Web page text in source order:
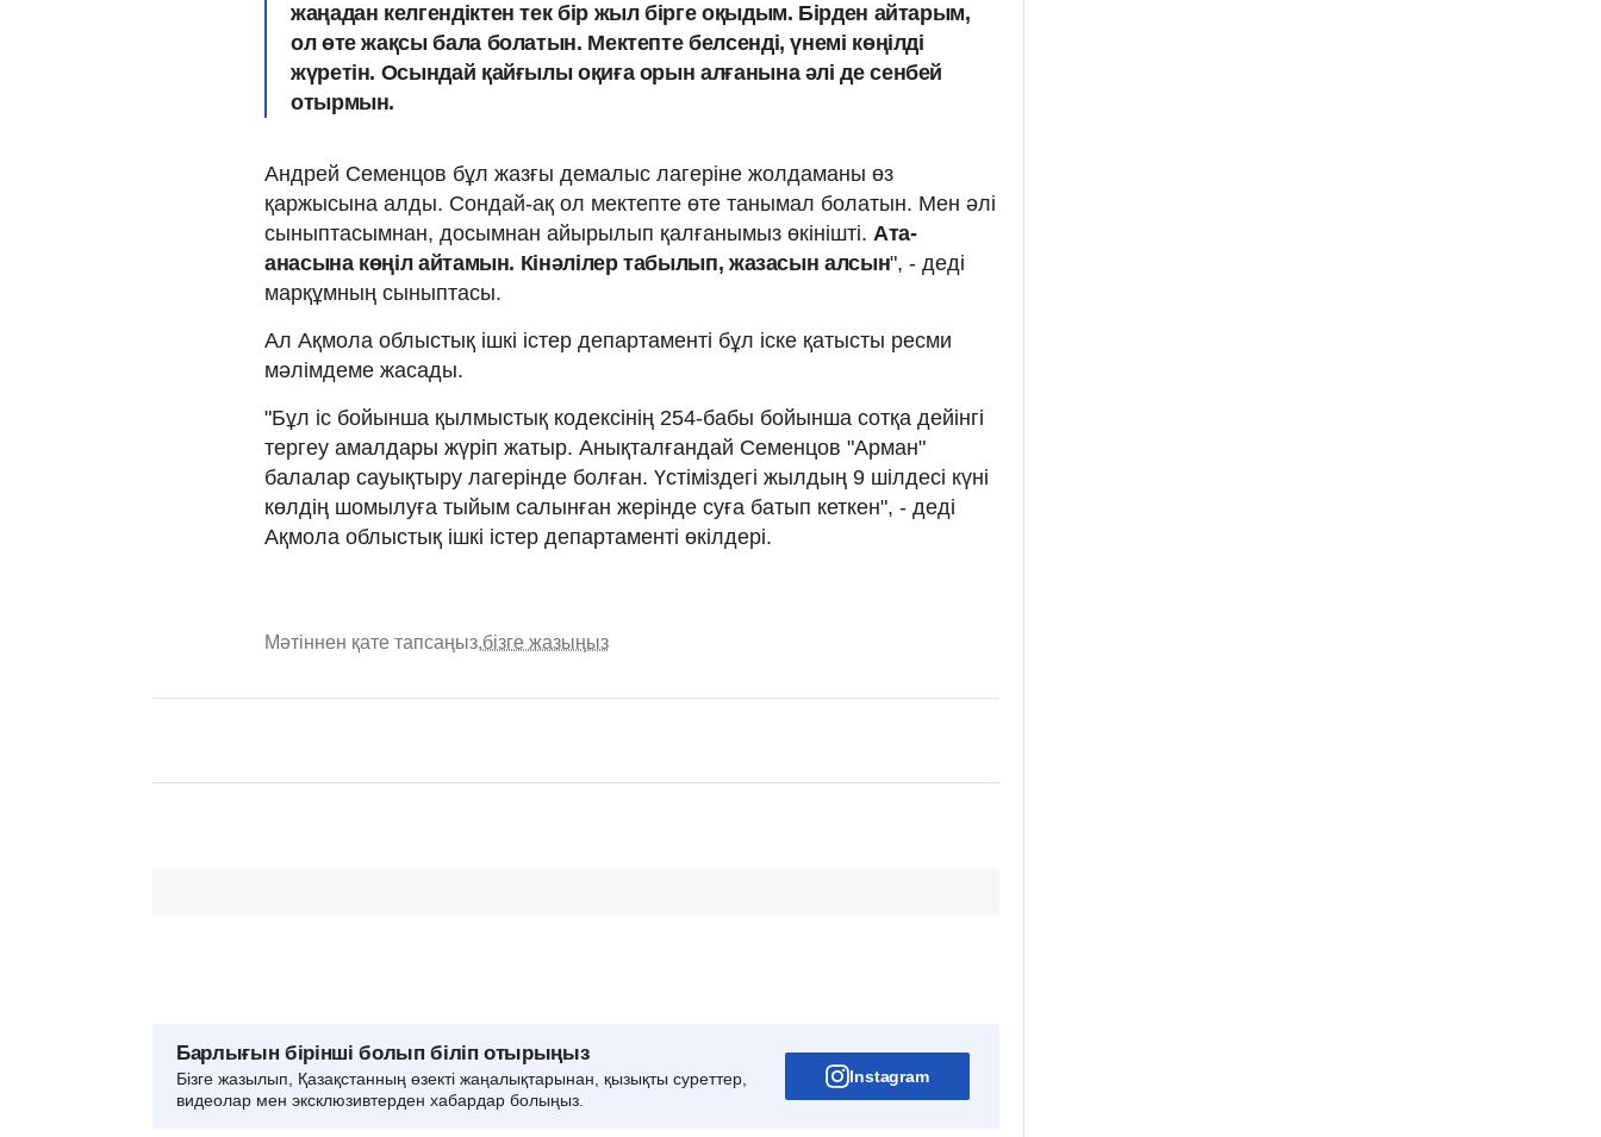
жаңадан келгендіктен тек бір жыл бірге оқыдым. Бірден айтарым,
ол өте жақсы бала болатын. Мектепте белсенді, үнемі көңілді
жүретін. Осындай қайғылы оқиға орын алғанына әлі де сенбей
отырмын.
Андрей Семенцов бұл жазғы демалыс лагеріне жолдаманы өз
қаржысына алды. Сондай-ақ ол мектепте өте танымал болатын. Мен әлі
сыныптасымнан, досымнан айырылып қалғанымыз өкінішті. Ата-
анасына көңіл айтамын. Кінәлілер табылып, жазасын алсын", - деді
марқұмның сыныптасы.
Ал Ақмола облыстық ішкі істер департаменті бұл іске қатысты ресми
мәлімдеме жасады.
"Бұл іс бойынша қылмыстық кодексінің 254-бабы бойынша сотқа дейінгі
тергеу амалдары жүріп жатыр. Анықталғандай Семенцов "Арман"
балалар сауықтыру лагерінде болған. Үстіміздегі жылдың 9 шілдесі күні
көлдің шомылуға тыйым салынған жерінде суға батып кеткен", - деді
Ақмола облыстық ішкі істер департаменті өкілдері.
Мәтіннен қате тапсаңыз,бізге жазыңыз
Барлығын бірінші болып біліп отырыңыз
Бізге жазылып, Қазақстанның өзекті жаңалықтарынан, қызықты суреттер,
видеолар мен эксклюзивтерден хабардар болыңыз.
Instagram